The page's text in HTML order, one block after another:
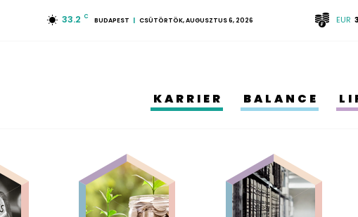
33.2 C BUDAPEST CSÜTÖRTÖK, AUGUSZTUS 6, 2026 EUR
KARRIER BALANCE